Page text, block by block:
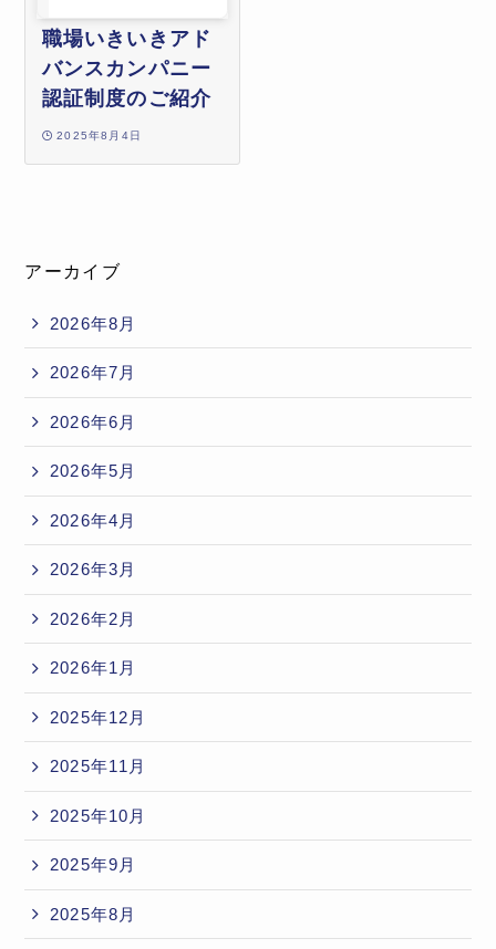
職場いきいきアド
バンスカンパニー
認証制度のご紹介
2025年8月4日
アーカイブ
2026年8月
2026年7月
2026年6月
2026年5月
2026年4月
2026年3月
2026年2月
2026年1月
2025年12月
2025年11月
2025年10月
2025年9月
2025年8月